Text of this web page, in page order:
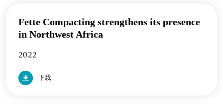
Fette Compacting strengthens its presence
in Northwest Africa
2022
下载